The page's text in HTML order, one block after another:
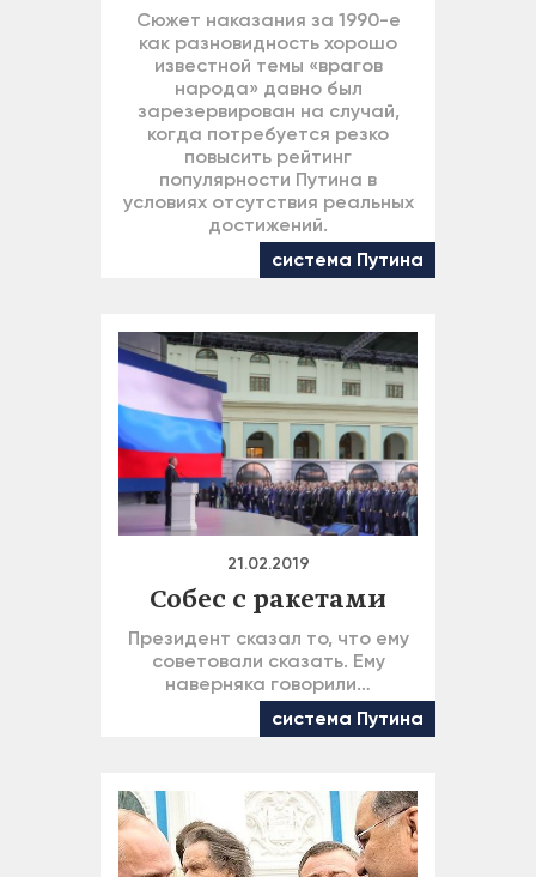
Сюжет наказания за 1990-е
как разновидность хорошо
известной темы «врагов
народа» давно был
зарезервирован на случай,
когда потребуется резко
повысить рейтинг
популярности Путина в
условиях отсутствия реальных
достижений.
система Путина
21.02.2019
Собес с ракетами
Президент сказал то, что ему
советовали сказать. Ему
наверняка говорили…
система Путина